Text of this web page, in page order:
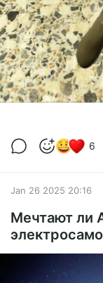
6
Jan 26 2025 20:16
Мечтают ли